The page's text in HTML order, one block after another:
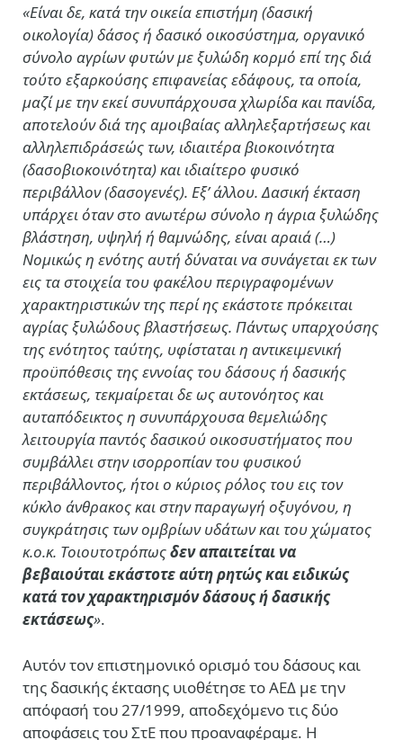
«Είναι δε, κατά την οικεία επιστήμη (δασική
οικολογία) δάσος ή δασικό οικοσύστημα, οργανικό
σύνολο αγρίων φυτών με ξυλώδη κορμό επί της διά
τούτο εξαρκούσης επιφανείας εδάφους, τα οποία,
μαζί με την εκεί συνυπάρχουσα χλωρίδα και πανίδα,
αποτελούν διά της αμοιβαίας αλληλεξαρτήσεως και
αλληλεπιδράσεώς των, ιδιαιτέρα βιοκοινότητα
(δασοβιοκοινότητα) και ιδιαίτερο φυσικό
περιβάλλον (δασογενές). Εξ’ άλλου. Δασική έκταση
υπάρχει όταν στο ανωτέρω σύνολο η άγρια ξυλώδης
βλάστηση, υψηλή ή θαμνώδης, είναι αραιά (…)
Νομικώς η ενότης αυτή δύναται να συνάγεται εκ των
εις τα στοιχεία του φακέλου περιγραφομένων
χαρακτηριστικών της περί ης εκάστοτε πρόκειται
αγρίας ξυλώδους βλαστήσεως. Πάντως υπαρχούσης
της ενότητος ταύτης, υφίσταται η αντικειμενική
προϋπόθεσις της εννοίας του δάσους ή δασικής
εκτάσεως, τεκμαίρεται δε ως αυτονόητος και
αυταπόδεικτος η συνυπάρχουσα θεμελιώδης
λειτουργία παντός δασικού οικοσυστήματος που
συμβάλλει στην ισορροπίαν του φυσικού
περιβάλλοντος, ήτοι ο κύριος ρόλος του εις τον
κύκλο άνθρακος και στην παραγωγή οξυγόνου, η
συγκράτησις των ομβρίων υδάτων και του χώματος
κ.ο.κ. Τοιουτοτρόπωςδεν απαιτείται να
βεβαιούται εκάστοτε αύτη ρητώς και ειδικώς
κατά τον χαρακτηρισμόν δάσους ή δασικής
εκτάσεως».
Αυτόν τον επιστημονικό ορισμό του δάσους και
της δασικής έκτασης υιοθέτησε το ΑΕΔ με την
απόφασή του 27/1999, αποδεχόμενο τις δύο
αποφάσεις του ΣτΕ που προαναφέραμε. Η